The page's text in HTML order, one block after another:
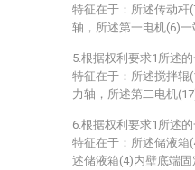
特征在于：所述传动杆
轴，所述第一电机(6)一
5.根据权利要求1所述
特征在于：所述搅拌辊
力轴，所述第二电机
6.根据权利要求1所述
特征在于：所述储液箱
述储液箱(4)内壁底端固